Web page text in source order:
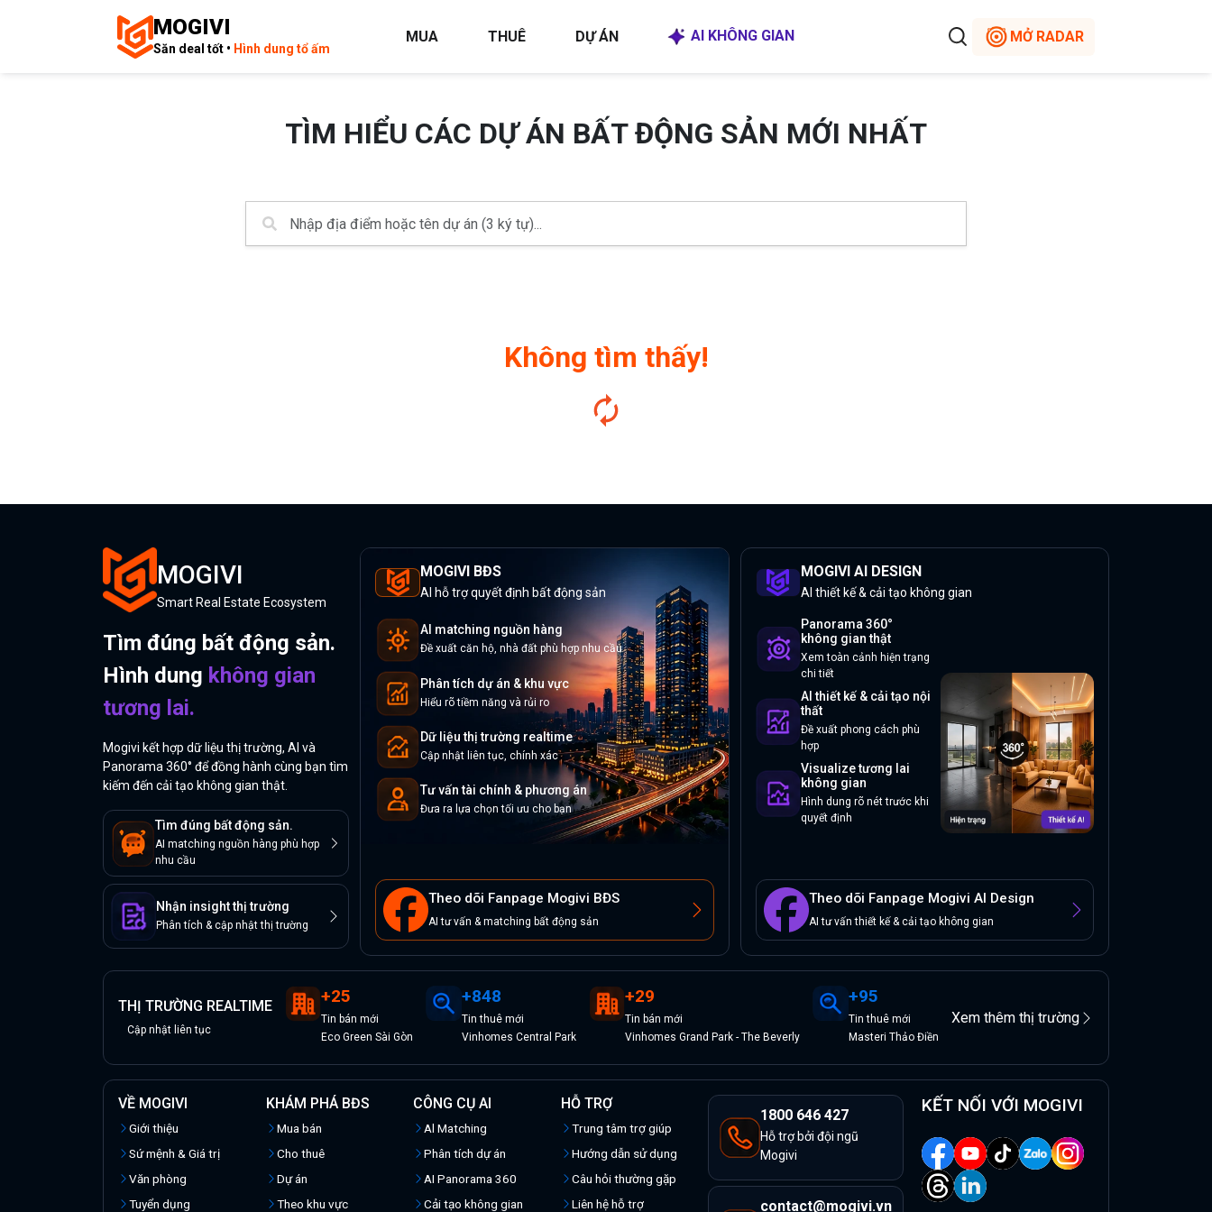
MOGIVI
Săn deal tốt • Hình dung tổ ấm
MUA THUÊ DỰ ÁN AI KHÔNG GIAN MỞ RADAR
TÌM HIỂU CÁC DỰ ÁN BẤT ĐỘNG SẢN MỚI NHẤT
Không tìm thấy!
MOGIVI
Smart Real Estate Ecosystem
Tìm đúng bất động sản.
Hình dung không gian
tương lai.
Mogivi kết hợp dữ liệu thị trường, AI và
Panorama 360° để đồng hành cùng bạn tìm
kiếm đến cải tạo không gian thật.
Tìm đúng bất động sản.
AI matching nguồn hàng phù hợp
nhu cầu
Nhận insight thị trường
Phân tích & cập nhật thị trường
MOGIVI BĐS
AI hỗ trợ quyết định bất động sản
AI matching nguồn hàng
Đề xuất căn hộ, nhà đất phù hợp nhu cầu
Phân tích dự án & khu vực
Hiểu rõ tiềm năng và rủi ro
Dữ liệu thị trường realtime
Cập nhật liên tục, chính xác
Tư vấn tài chính & phương án
Đưa ra lựa chọn tối ưu cho bạn
Theo dõi Fanpage Mogivi BĐS
AI tư vấn & matching bất động sản
MOGIVI AI DESIGN
AI thiết kế & cải tạo không gian
Panorama 360°
không gian thật
Xem toàn cảnh hiện trạng
chi tiết
AI thiết kế & cải tạo nội
thất
Đề xuất phong cách phù
hợp
Visualize tương lai
không gian
Hình dung rõ nét trước khi
quyết định
Theo dõi Fanpage Mogivi AI Design
AI tư vấn thiết kế & cải tạo không gian
THỊ TRƯỜNG REALTIME
Cập nhật liên tục
+25
Tin bán mới
Eco Green Sài Gòn
+848
Tinthuê mới
Vinhomes Central Park
+29
Tin bán mới
Vinhomes Grand Park - The Beverly
+95
Tinthuê mới
Masteri Thảo Điền
Xem thêm thị trường
VỀ MOGIVI
Giới thiệu
Sứ mệnh & Giá trị
Văn phòng
Tuyển dụng
KHÁM PHÁ BĐS
Mua bán
Cho thuê
Dự án
Theo khu vực
CÔNG CỤ AI
Al Matching
Phân tích dự án
AI Panorama 360
Cải tạo không gian
HỖ TRỢ
Trung tâm trợ giúp
Hướng dẫn sử dụng
Câu hỏi thường gặp
Liên hệ hỗ trợ
1800 646 427
Hỗ trợ bởi đội ngũ
Mogivi
contact@mogivi.vn
KẾT NỐI VỚI MOGIVI